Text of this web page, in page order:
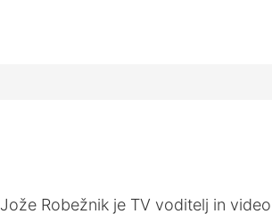
Jože Robežnik je TV voditelj in